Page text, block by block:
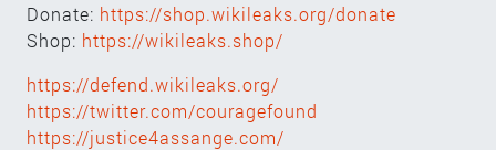
Donate: https://shop.wikileaks.org/donate
Shop: https://wikileaks.shop/
https://defend.wikileaks.org/
https://twitter.com/couragefound
https://justice4assange.com/